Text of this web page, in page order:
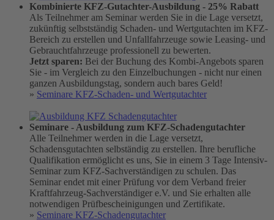
Kombinierte KFZ-Gutachter-Ausbildung - 25% Rabatt
Als Teilnehmer am Seminar werden Sie in die Lage versetzt,
zukünftig selbstständig Schaden- und Wertgutachten im KFZ-
Bereich zu erstellen und Unfallfahrzeuge sowie Leasing- und
Gebrauchtfahrzeuge professionell zu bewerten.
Jetzt sparen: Bei der Buchung des Kombi-Angebots sparen
Sie - im Vergleich zu den Einzelbuchungen - nicht nur einen
ganzen Ausbildungstag, sondern auch bares Geld!
» Seminare KFZ-Schaden- und Wertgutachter
Seminare - Ausbildung zum KFZ-Schadengutachter
Alle Teilnehmer werden in die Lage versetzt,
Schadensgutachten selbständig zu erstellen. Ihre berufliche
Qualifikation ermöglicht es uns, Sie in einem 3 Tage Intensiv-
Seminar zum KFZ-Sachverständigen zu schulen. Das
Seminar endet mit einer Prüfung vor dem Verband freier
Kraftfahrzeug-Sachverständiger e.V. und Sie erhalten alle
notwendigen Prüfbescheinigungen und Zertifikate.
» Seminare KFZ-Schadengutachter